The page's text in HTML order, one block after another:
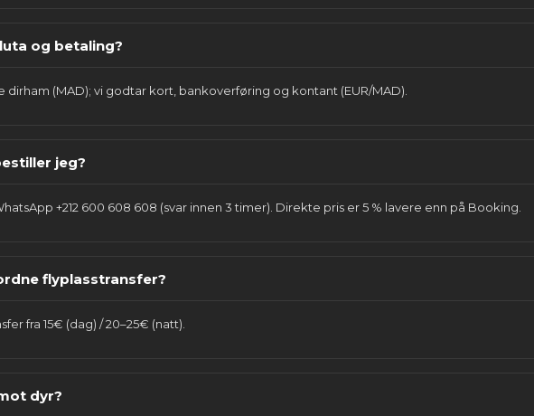
og betaling?
dirham (MAD); vi godtar kort, bankoverføring og kontant (EUR/MAD).
jeg?
+212 600 608 608 (svar innen 3 timer). Direkte pris er 5 % lavere enn på Booking.
flyplasstransfer?
fra 15€ (dag) / 20–25€ (natt).
dyr?